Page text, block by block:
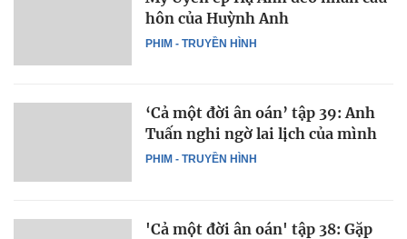
PHIM - TRUYỀN HÌNH
hôn của Huỳnh Anh
PHIM - TRUYỀN HÌNH
‘Cả một đời ân oán’ tập 39: Anh
Tuấn nghi ngờ lai lịch của mình
'Cả một đời ân oán' tập 38: Gặp